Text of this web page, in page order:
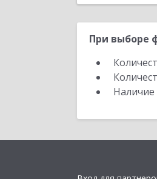
При выборе
Наличие